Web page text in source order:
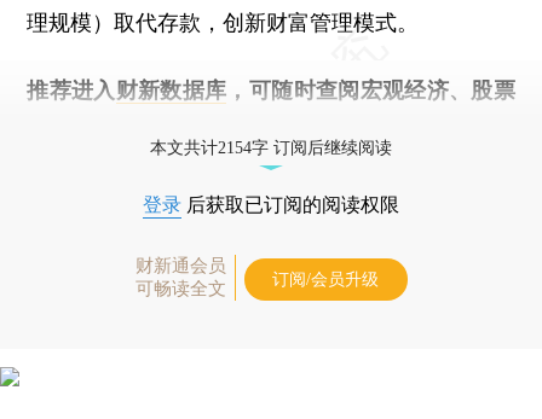
理规模）取代存款，创新财富管理模式。
推荐进入 财新数据库 ，可随时查阅宏观经济、股票
本文共计2154字 订阅后继续阅读
登录 后获取已订阅的阅读权限
财新通会员
可畅读全文
订阅/会员升级